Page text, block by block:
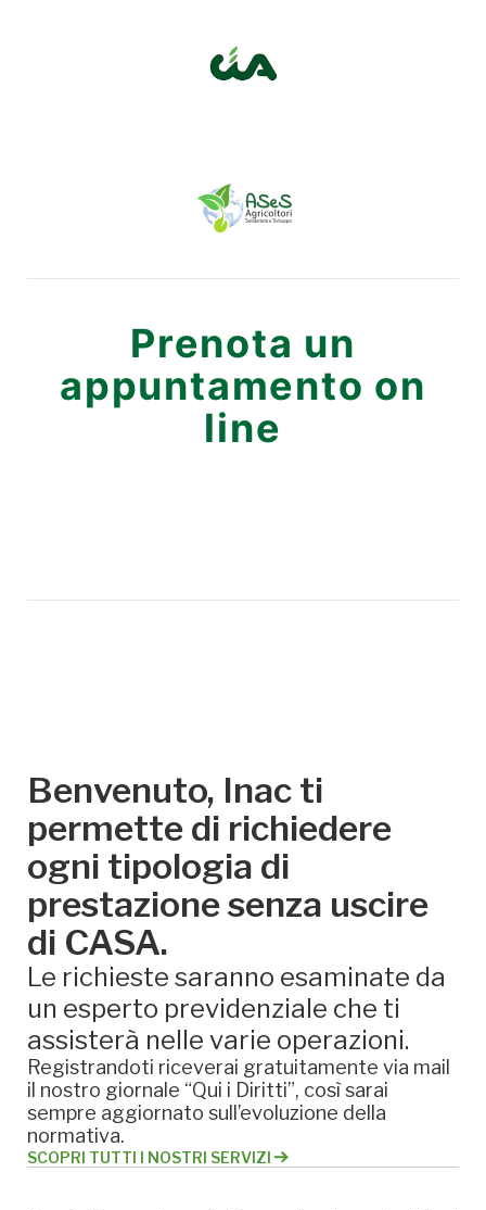
Prenota un
appuntamento on
line
Benvenuto, Inac ti
permette di richiedere
ogni tipologia di
prestazione senza uscire
di CASA.
Le richieste saranno esaminate da
un esperto previdenziale che ti
assisterà nelle varie operazioni.
Registrandoti riceverai gratuitamente via mail
il nostro giornale “Qui i Diritti”, così sarai
sempre aggiornato sull’evoluzione della
normativa.
SCOPRI TUTTI I NOSTRI SERVIZI